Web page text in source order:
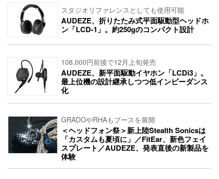
スタジオリファレンスとしても使用可能
AUDEZE、折りたたみ式平面駆動型ヘッドホ
ン「LCD-1」。約250gのコンパクト設計
108,000円前後で12月上旬発売
AUDEZE、新平面駆動イヤホン「LCDi3」。
最上位機の設計継承しつつ低インピーダンス
化
GRADOやRHAもブースを展開
＜ヘッドフォン祭＞新上陸Stealth Sonicsは
「カスタムも夏頃に」／FitEar、新色フェイ
スプレート／AUDEZE、発表直後の新製品を
体験